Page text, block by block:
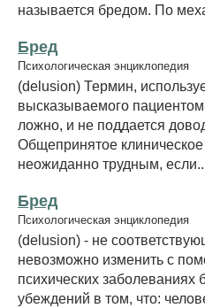
называется бредом. По
Бред
Психологическая энциклопедия
(delusion) Термин,
высказываемого
ложно, и не поддается
Общепринятое клиническое
неожиданно трудным, если...
Бред
Психологическая энциклопедия
(delusion) - не
невозможно изменить с
психических
убеждений в том, что: